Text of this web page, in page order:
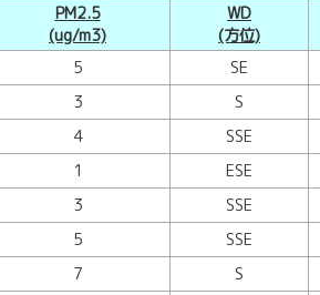
PM2.5
(ug/m3)
WD
(方位)
5 SE
3 S
4 SSE
1 ESE
3 SSE
5 SSE
7 S